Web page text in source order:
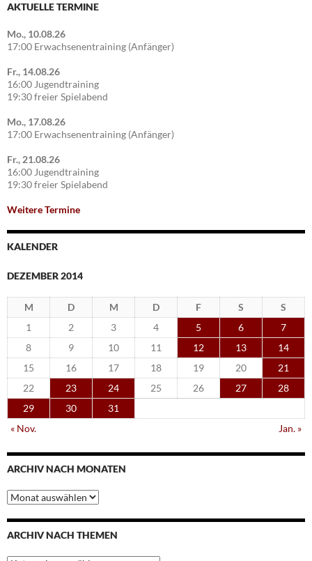
AKTUELLE TERMINE
Mo., 10.08.26
17:00 Erwachsenentraining (Anfänger)
Fr., 14.08.26
16:00 Jugendtraining
19:30 freier Spielabend
Mo., 17.08.26
17:00 Erwachsenentraining (Anfänger)
Fr., 21.08.26
16:00 Jugendtraining
19:30 freier Spielabend
Weitere Termine
KALENDER
DEZEMBER 2014
M D M D F S
S
1
2 3 4 5 6
7
8
9 10 11 12 13
14
15
16 17 18 19 20
21
22
23 24 25 26 27
28
29
30
31
« Nov.
Jan. »
ARCHIV NACH MONATEN
Archiv
nach
Monaten
ARCHIV NACH THEMEN